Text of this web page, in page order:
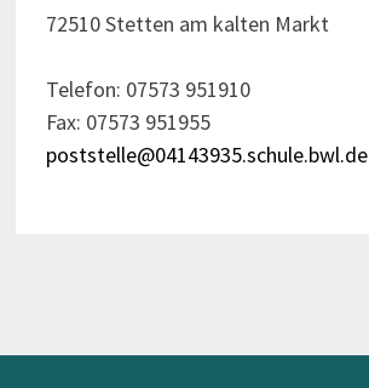
72510 Stetten am kalten Markt
Telefon: 07573 951910
Fax: 07573 951955
poststelle@04143935.schule.bwl.de